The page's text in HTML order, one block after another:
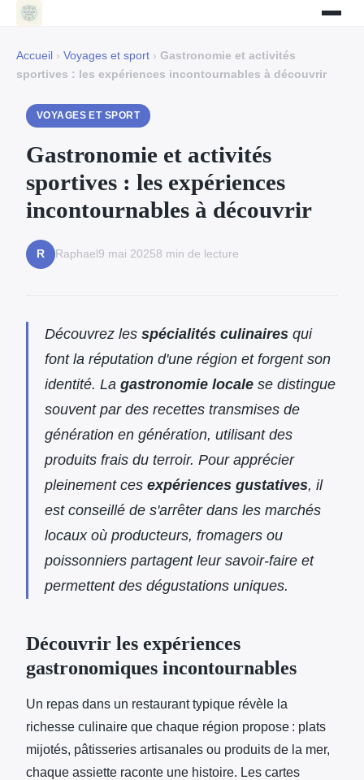
Accueil › Voyages et sport › Gastronomie et activités
sportives : les expériences incontournables à découvrir
VOYAGES ET SPORT
Gastronomie et activités
sportives : les expériences
incontournables à découvrir
R Raphael9 mai 20258 min de lecture
Découvrez les spécialités culinaires qui
font la réputation d'une région et forgent son
identité. La gastronomie locale se distingue
souvent par des recettes transmises de
génération en génération, utilisant des
produits frais du terroir. Pour apprécier
pleinement ces expériences gustatives, il
est conseillé de s'arrêter dans les marchés
locaux où producteurs, fromagers ou
poissonniers partagent leur savoir-faire et
permettent des dégustations uniques.
Découvrir les expériences
gastronomiques incontournables
Un repas dans un restaurant typique révèle la
richesse culinaire que chaque région propose : plats
mijotés, pâtisseries artisanales ou produits de la mer,
chaque assiette raconte une histoire. Les cartes